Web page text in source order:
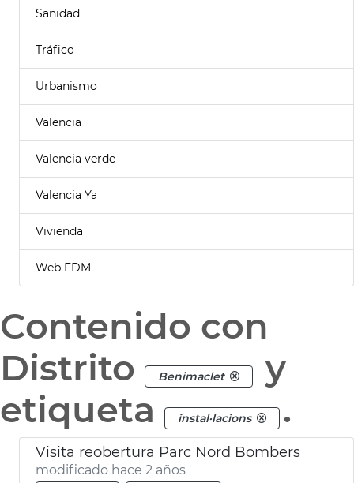
Sanidad
Tráfico
Urbanismo
Valencia
Valencia verde
Valencia Ya
Vivienda
Web FDM
Contenido con
Distrito
Benimaclet
y
etiqueta
instal·lacions .
Visita reobertura Parc Nord Bombers
modificado hace 2 años